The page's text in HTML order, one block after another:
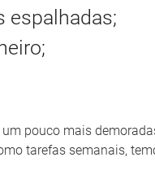
espalhadas;
pouco mais
tarefas semanais,